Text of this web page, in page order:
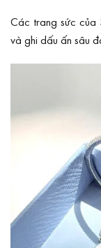
Các trang sức của
và ghi dấu ấn sâu